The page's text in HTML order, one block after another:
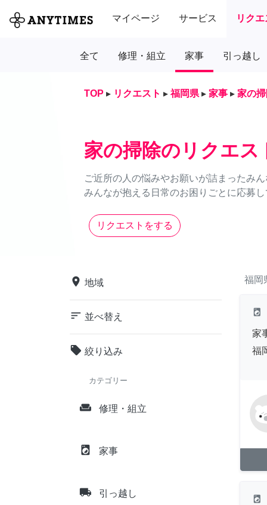
マイページ サービス リク
全て 修理・組立 家事 引っ越し
TOP ▸ リクエスト ▸ 福岡県 ▸ 家事 ▸ 家の
家の掃除のリクエス
ご近所の人の悩みやお願いが詰まったみ
みんなが抱える日常のお困りごとに応募
リクエストをする
place 地域
sort 並べ替え
local_offer 絞り込み
カテゴリー
weekend 修理・組立
local_laundry_service 家事
local_shipping 引っ越し
福岡
local_laundry_service
家
福
local_laundry_service